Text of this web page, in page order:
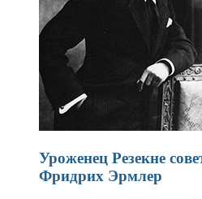
Уроженец Резекне
Фридрих Эрмлер